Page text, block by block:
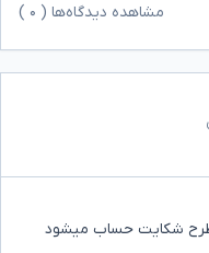
مشاهده دیدگاه‌ها ( ۰
طرح شکایت حساب میشود